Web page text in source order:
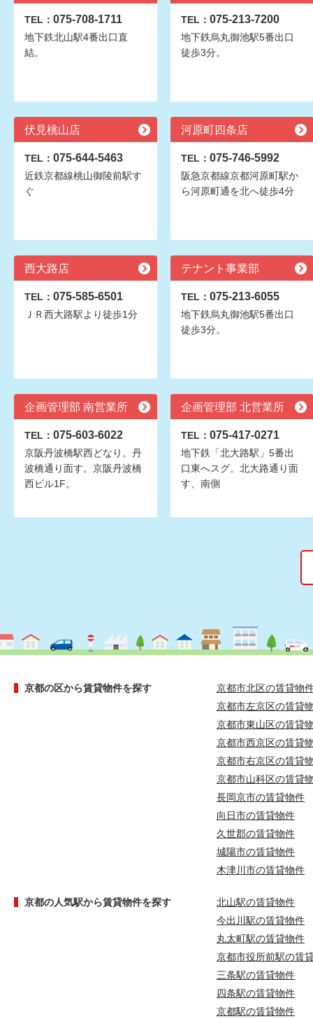
TEL： 075-708-1711
地下鉄北山駅4番出口直
結。
TEL： 075-213-7200
地下鉄烏丸御池駅5番出口
徒歩3分。
伏見桃山店
TEL： 075-644-5463
近鉄京都線桃山御陵前駅す
ぐ
河原町四条店
TEL： 075-746-5992
阪急京都線京都河原町駅か
ら河原町通を北へ徒歩4分
西大路店
TEL： 075-585-6501
ＪＲ西大路駅より徒歩1分
テナント事業部
TEL： 075-213-6055
地下鉄烏丸御池駅5番出口
徒歩3分。
企画管理部 南営業所
TEL： 075-603-6022
京阪丹波橋駅西どなり。丹
波橋通り面す。京阪丹波橋
西ビル1F。
企画管理部 北営業所
TEL： 075-417-0271
地下鉄「北大路駅」5番出
口東へスグ。北大路通り面
す、南側
京都の区から賃貸物件を探す
京都市北区の賃貸物
京都市左京区の賃貸
京都市東山区の賃貸
京都市西京区の賃貸
京都市右京区の賃貸
京都市山科区の賃貸
長岡京市の賃貸物件
向日市の賃貸物件
久世郡の賃貸物件
城陽市の賃貸物件
木津川市の賃貸物件
京都の人気駅から賃貸物件を探す
北山駅の賃貸物件
今出川駅の賃貸物件
丸太町駅の賃貸物件
京都市役所前駅の賃
三条駅の賃貸物件
四条駅の賃貸物件
京都駅の賃貸物件